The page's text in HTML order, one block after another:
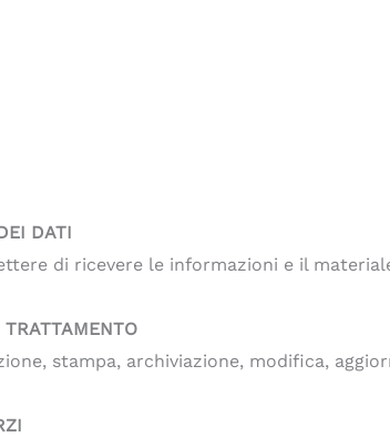
DATI
di ricevere le informazioni e il
stampa, archiviazione, modifica,